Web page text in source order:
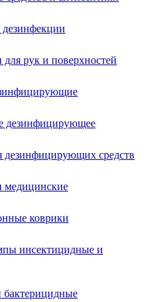
дезинфекции
рук и поверхностей
дезинфицирующее
дезинфицирующих средств
медицинские
коврики
инсектицидные и
бактерицидные